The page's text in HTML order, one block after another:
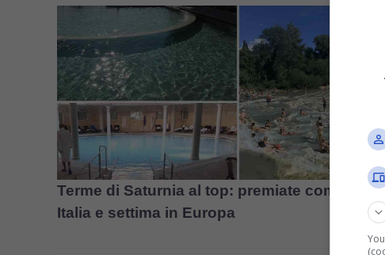
Terme di Saturnia al top: premiate come
Italia e settima in Europa